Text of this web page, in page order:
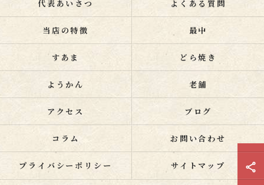
代表あいさつ よくある質問
当店の特徴 最中
すあま どら焼き
ようかん 老舗
アクセス ブログ
コラム お問い合わせ
プライバシーポリシー サイトマップ